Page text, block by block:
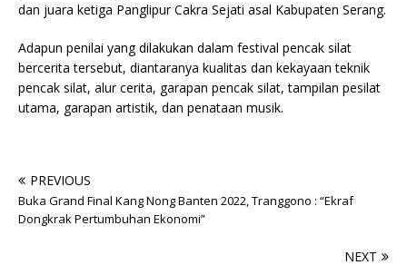
dan juara ketiga Panglipur Cakra Sejati asal Kabupaten Serang.
Adapun penilai yang dilakukan dalam festival pencak silat
bercerita tersebut, diantaranya kualitas dan kekayaan teknik
pencak silat, alur cerita, garapan pencak silat, tampilan pesilat
utama, garapan artistik, dan penataan musik.
PREVIOUS
Buka Grand Final Kang Nong Banten 2022, Tranggono : “Ekraf
Dongkrak Pertumbuhan Ekonomi”
NEXT